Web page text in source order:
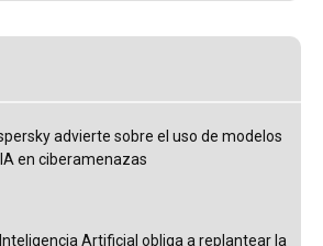
advierte sobre el uso de modelos
en ciberamenazas
Artificial obliga a replantear la